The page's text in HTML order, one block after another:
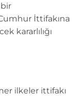
İttifakına
kararlılığı
ilkeler ittifakı